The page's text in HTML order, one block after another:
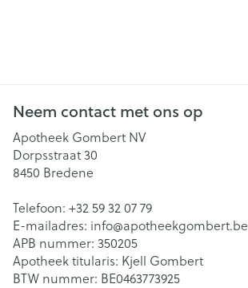
Neem contact met ons op
Apotheek Gombert NV
Dorpsstraat 30
8450 Bredene
Telefoon: +32 59 32 07 79
E-mailadres: info@apotheekgombert.be
APB nummer: 350205
Apotheek titularis: Kjell Gombert
BTW nummer: BE0463773925